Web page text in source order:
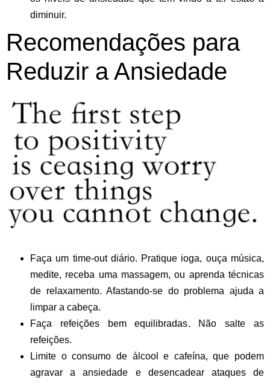
diminuir.
Recomendações para
Reduzir a Ansiedade
Faça um time-out diário. Pratique ioga, ouça música,
medite, receba uma massagem, ou aprenda técnicas
de relaxamento. Afastando-se do problema ajuda a
limpar a cabeça.
Faça refeições bem equilibradas. Não salte as
refeições.
Limite o consumo de álcool e cafeína, que podem
agravar a ansiedade e desencadear ataques de